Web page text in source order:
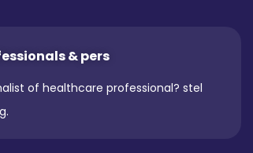
& pers
of healthcare professional? stel